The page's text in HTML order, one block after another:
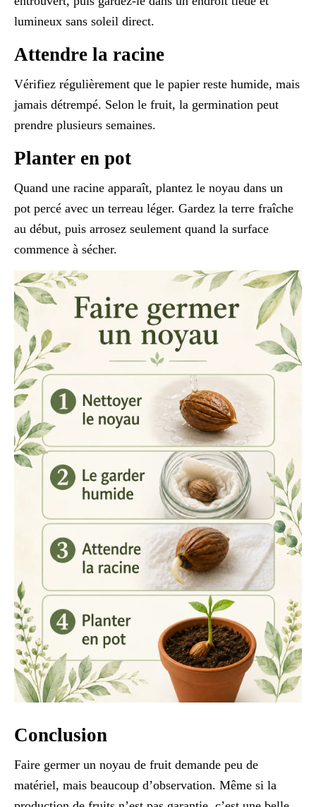
lumineux sans soleil direct.
Attendre la racine
Vérifiez régulièrement que le papier reste humide, mais
jamais détrempé. Selon le fruit, la germination peut
prendre plusieurs semaines.
Planter en pot
Quand une racine apparaît, plantez le noyau dans un
pot percé avec un terreau léger. Gardez la terre fraîche
au début, puis arrosez seulement quand la surface
commence à sécher.
Conclusion
Faire germer un noyau de fruit demande peu de
matériel, mais beaucoup d’observation. Même si la